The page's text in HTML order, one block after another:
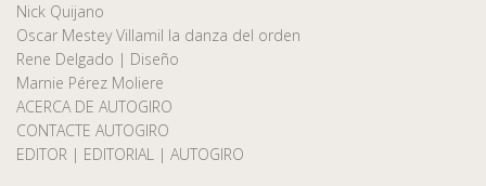
Nick Quijano
Oscar Mestey Villamil la danza del orden
Rene Delgado | Diseño
Marnie Pérez Moliere
ACERCA DE AUTOGIRO
CONTACTE AUTOGIRO
EDITOR | EDITORIAL | AUTOGIRO